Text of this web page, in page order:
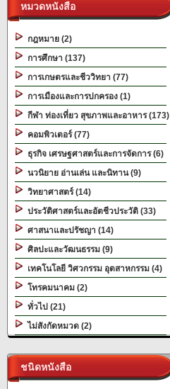
หมวดหนังสือ
กฎหมาย (2)
การศึกษา (137)
การเกษตรและชีววิทยา (77)
การเมืองและการปกครอง (1)
กีฬา ท่องเที่ยว สุขภาพและอาหาร (173)
คอมพิวเตอร์ (77)
ธุรกิจ เศรษฐศาสตร์และการจัดการ (6)
นวนิยาย อ่านเล่น และนิทาน (9)
วิทยาศาสตร์ (14)
ประวัติศาสตร์และอัตชีวประวัติ (33)
ศาสนาและปรัชญา (14)
ศิลปะและวัฒนธรรม (9)
เทคโนโลยี วิศวกรรม อุตสาหกรรม (4)
โทรคมนาคม (2)
ทั่วไป (21)
ไม่สังกัดหมวด (2)
ชนิดหนังสือ